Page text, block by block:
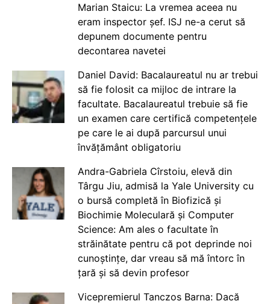
Marian Staicu: La vremea aceea nu
eram inspector șef. ISJ ne-a cerut să
depunem documente pentru
decontarea navetei
Daniel David: Bacalaureatul nu ar trebui
să fie folosit ca mijloc de intrare la
facultate. Bacalaureatul trebuie să fie
un examen care certifică competențele
pe care le ai după parcursul unui
învățământ obligatoriu
Andra-Gabriela Cîrstoiu, elevă din
Târgu Jiu, admisă la Yale University cu
o bursă completă în Biofizică și
Biochimie Moleculară și Computer
Science: Am ales o facultate în
străinătate pentru că pot deprinde noi
cunoștințe, dar vreau să mă întorc în
țară și să devin profesor
Vicepremierul Tanczos Barna: Dacă